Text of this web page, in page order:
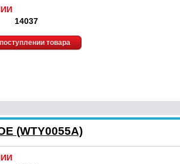
14037
товара
(WTY0055A)